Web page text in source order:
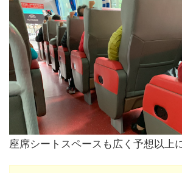
座席シートスペースも広く予想以上